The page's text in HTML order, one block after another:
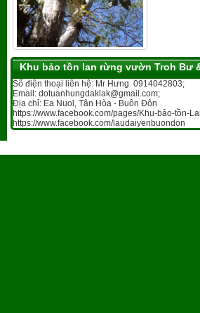
Khu bảo tồn lan rừng vườn Troh Bư
Số điện thoại liên hệ: Mr Hưng 0914042803;
Email: dotuanhungdaklak@gmail.com;
Địa chỉ: Ea Nuol, Tân Hòa - Buôn Đôn
https://www.facebook.com/pages/Khu-bảo-tồn-
https://www.facebook.com/laudaiyenbuondon